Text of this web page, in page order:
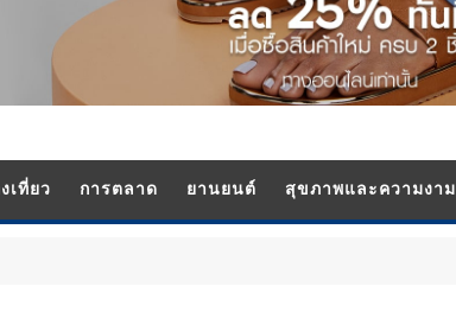
เที่ยว การตลาด ยานยนต์ สุขภาพและความงาม